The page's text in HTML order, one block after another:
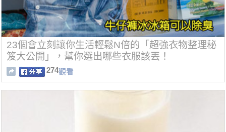
23個會立刻讓你生活輕鬆N倍的「超強衣物整理秘
笈大公開」，幫你選出哪些衣服該丟！
274觀看